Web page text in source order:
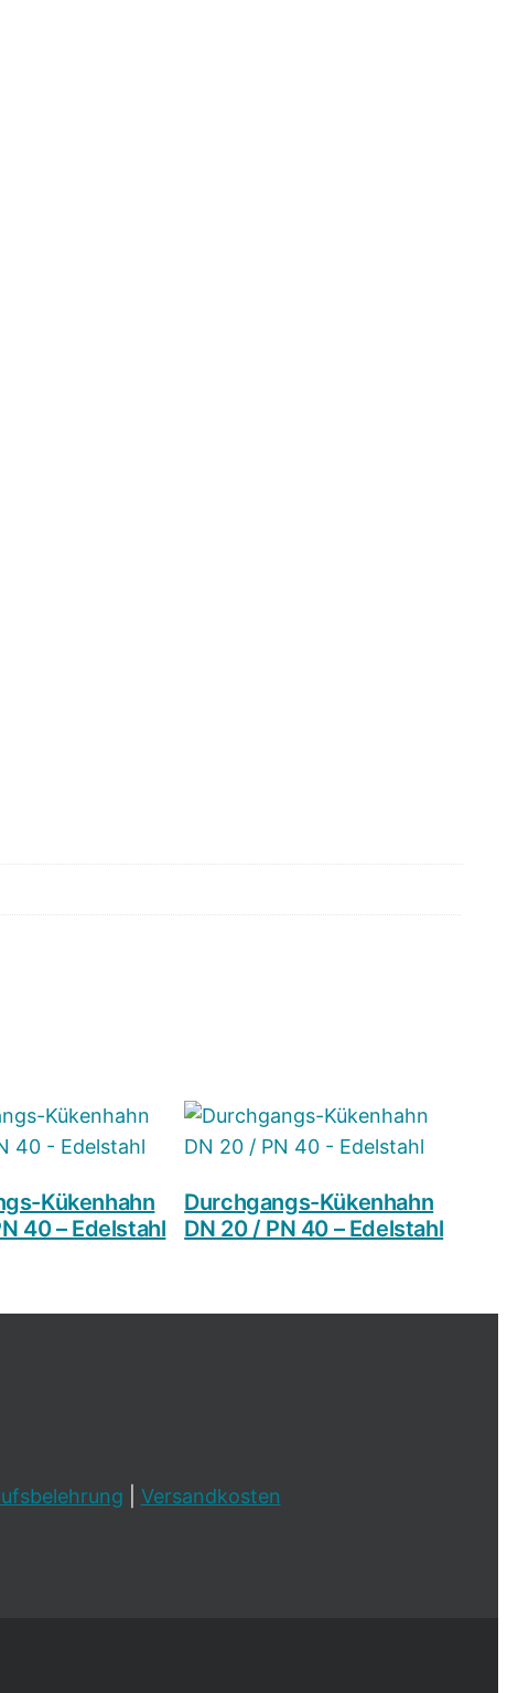
Kükenhahn
40 – Edelstahl
Durchgangs-Kükenhahn
DN 20 / PN 40 – Edelstahl
Versandkosten